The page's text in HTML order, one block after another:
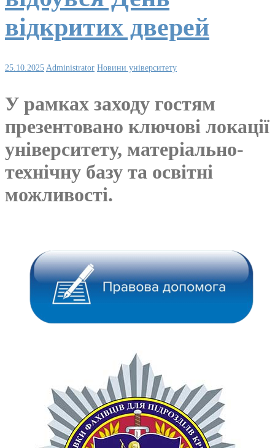
відкритих дверей
25.10.2025 Administrator Новини університету
У рамках заходу гостям
презентовано ключові локації
університету, матеріально-
технічну базу та освітні
можливості.